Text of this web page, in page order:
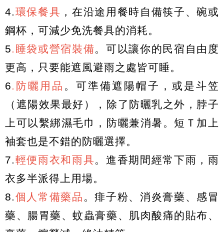
4.環保餐具 ，在沿途用餐時自備筷子、碗或
鋼杯，可減少免洗餐具的消耗。
5.睡袋或營宿裝備。可以讓你的民宿自由度
更高，只要能遮風避雨之處皆可睡。
6.防曬用品 。可準備遮陽帽子，或是斗笠
（遮陽效果最好），除了防曬乳之外，脖子
上可以繫綁濕毛巾，防曬兼消暑。短Ｔ加上
袖套也是不錯的防曬選擇。
7.輕便雨衣和雨具。進香期間經常下雨，雨
衣多半派得上用場。
8.個人常備藥品 。痱子粉、消炎膏藥、感冒
藥、腸胃藥、蚊蟲膏藥、肌肉酸痛的貼布、